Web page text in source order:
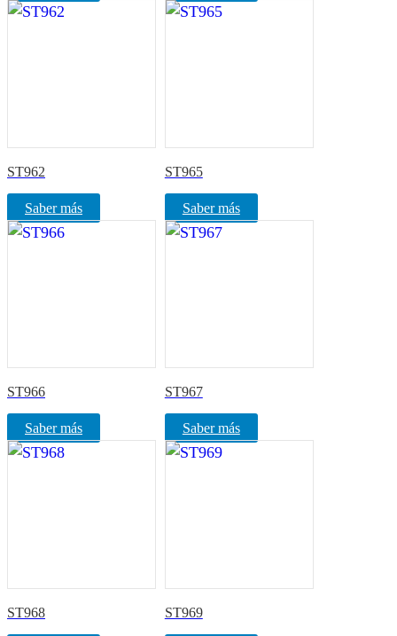
ST962
Saber más
ST965
Saber más
ST966
Saber más
ST967
Saber más
ST968 ST969